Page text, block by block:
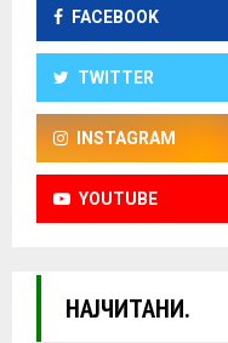
FACEBOOK
TWITTER
INSTAGRAM
YOUTUBE
НАЈЧИТАНИ.